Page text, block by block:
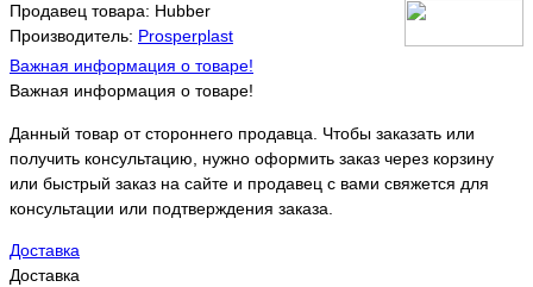
Продавец товара: Hubber
Производитель: Prosperplast
Важная информация о товаре!
Важная информация о товаре!
Данный товар от стороннего продавца. Чтобы заказать или
получить консультацию, нужно оформить заказ через корзину
или быстрый заказ на сайте и продавец с вами свяжется для
консультации или подтверждения заказа.
Доставка
Доставка